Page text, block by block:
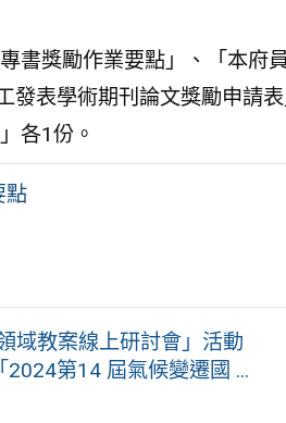
書獎勵作業要點」、「本府
發表學術期刊論文獎勵申請
各1份。
點
域教案線上研討會」活動
第14 屆氣候變遷國 ...